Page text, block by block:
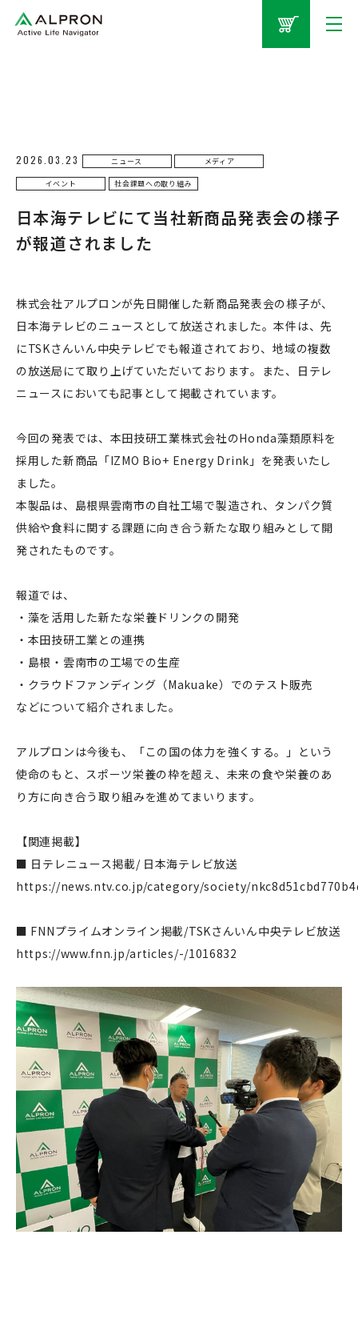
2026.03.23 ニュース メディア
イベント 社会課題への取り組み
日本海テレビにて当社新商品発表会の様子
が報道されました
株式会社アルプロンが先日開催した新商品発表会の様子が、
日本海テレビのニュースとして放送されました。本件は、先
にTSKさんいん中央テレビでも報道されており、地域の複数
の放送局にて取り上げていただいております。また、日テレ
ニュースにおいても記事として掲載されています。
今回の発表では、本田技研工業株式会社のHonda藻類原料を
採用した新商品「IZMO Bio+ Energy Drink」を発表いたし
ました。
本製品は、島根県雲南市の自社工場で製造され、タンパク質
供給や食料に関する課題に向き合う新たな取り組みとして開
発されたものです。
報道では、
・藻を活用した新たな栄養ドリンクの開発
・本田技研工業との連携
・島根・雲南市の工場での生産
・クラウドファンディング（Makuake）でのテスト販売
などについて紹介されました。
アルプロンは今後も、「この国の体力を強くする。」という
使命のもと、スポーツ栄養の枠を超え、未来の食や栄養のあ
り方に向き合う取り組みを進めてまいります。
【関連掲載】
■ 日テレニュース掲載/ 日本海テレビ放送
https://news.ntv.co.jp/category/society/
■ FNNプライムオンライン掲載/TSKさんいん中央テレビ放送
https://www.fnn.jp/articles/-/1016832